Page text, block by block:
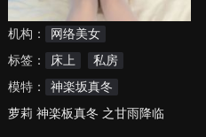
机构：
网络美女
标签：
床上
私房
模特：
神楽坂真冬
萝莉 神楽板真冬 之甘雨降临